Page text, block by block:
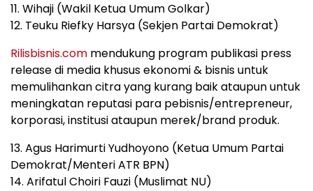
11. Wihaji (Wakil Ketua Umum Golkar)
12. Teuku Riefky Harsya (Sekjen Partai Demokrat)
Rilisbisnis.com mendukung program publikasi press
release di media khusus ekonomi & bisnis untuk
memulihankan citra yang kurang baik ataupun untuk
meningkatan reputasi para pebisnis/entrepreneur,
korporasi, institusi ataupun merek/brand produk.
13. Agus Harimurti Yudhoyono (Ketua Umum Partai
Demokrat/Menteri ATR BPN)
14. Arifatul Choiri Fauzi (Muslimat NU)